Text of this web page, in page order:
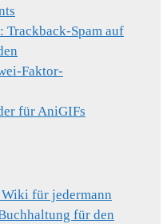
Trackback-Spam auf
Faktor-
für AniGIFs
für jedermann
für den